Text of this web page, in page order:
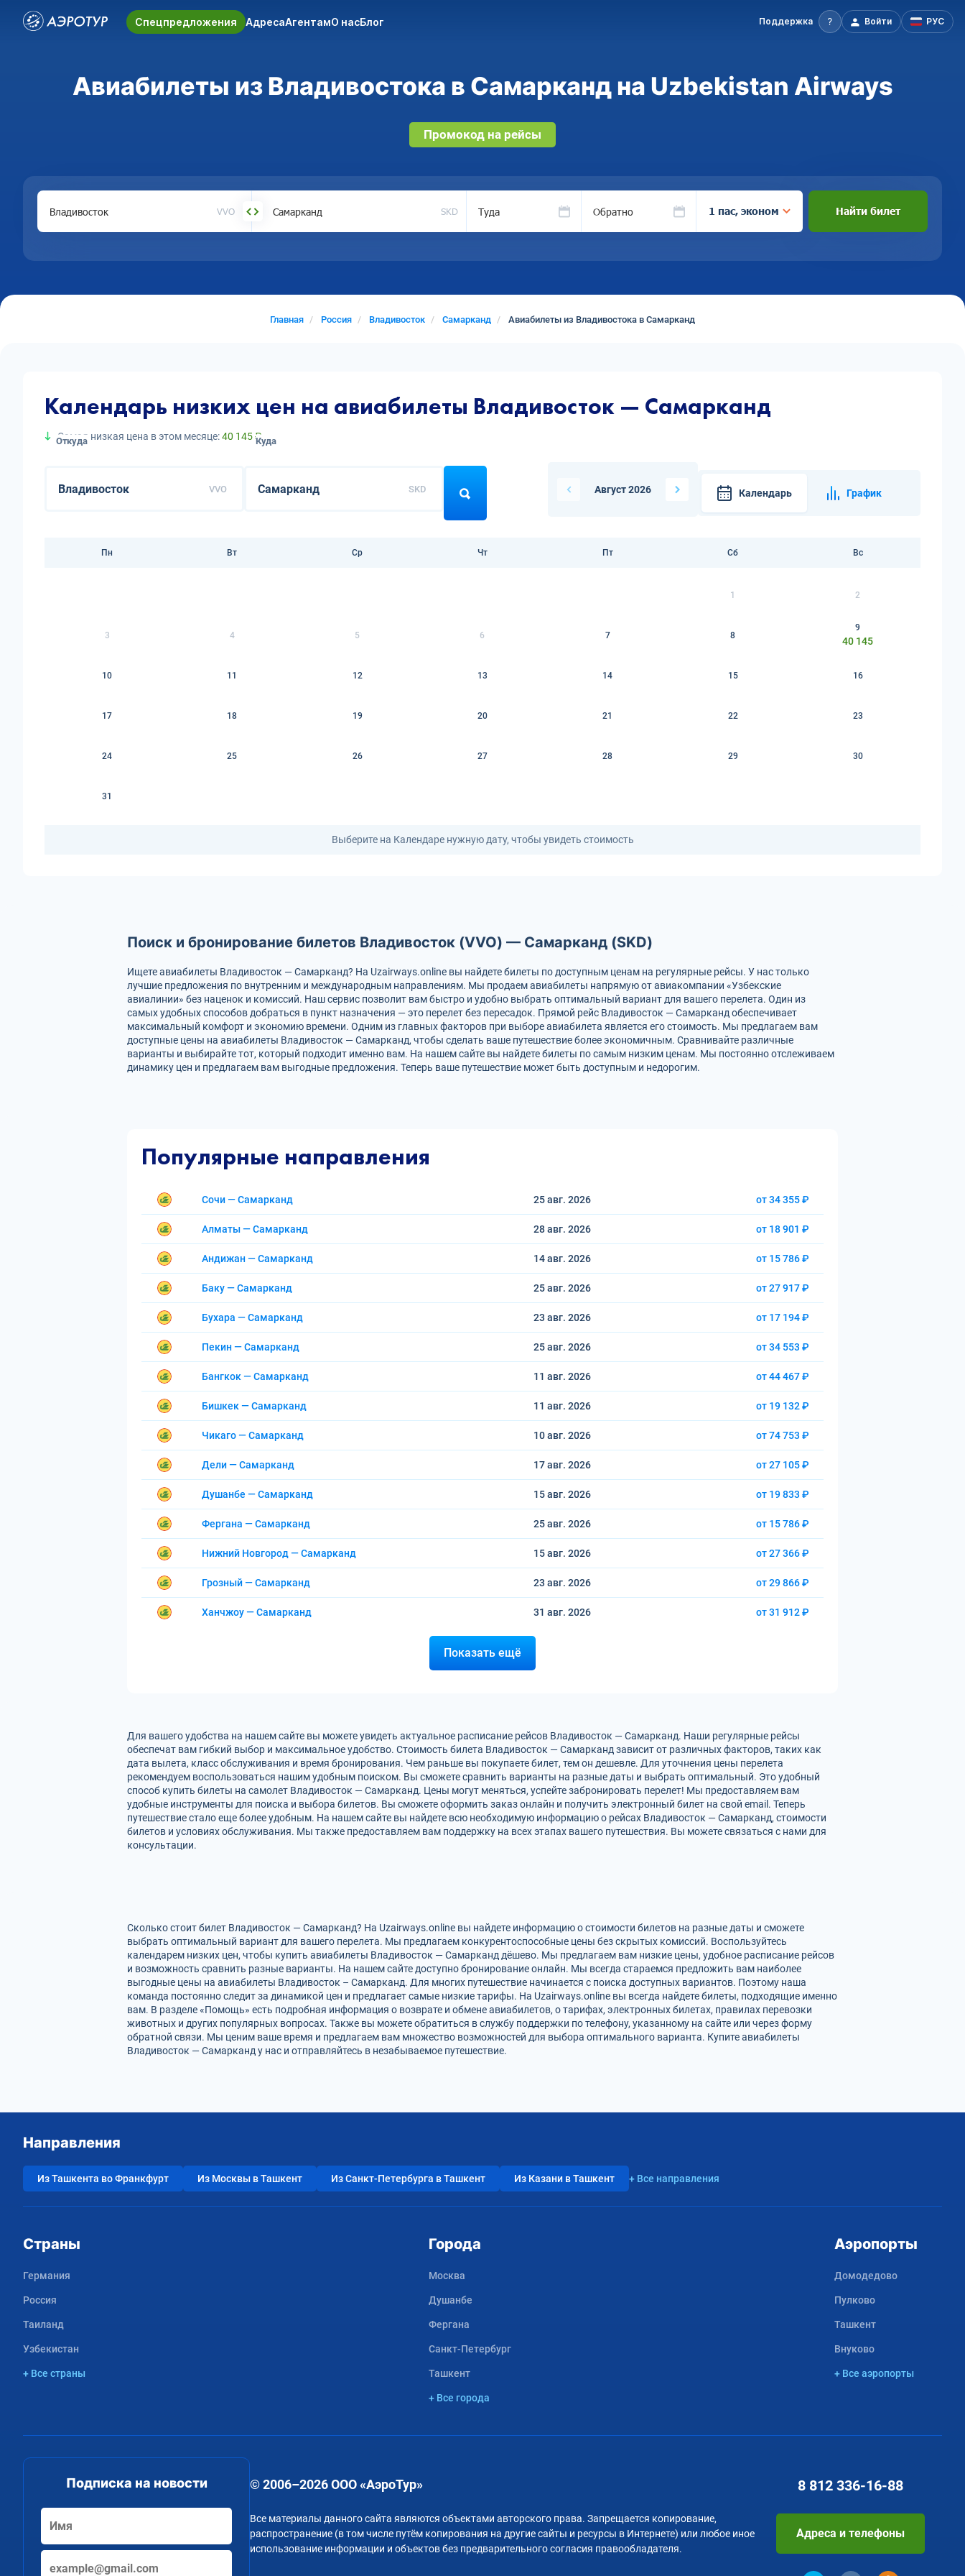
Спецпредложения АдресаАгентамО насБлог Поддержка Войти РУС
Авиабилеты из Владивостока в Самарканд на Uzbekistan Airways
Промокод на рейсы
VVO SKD Туда Обратно 1 пас, эконом Найти билет
Главная Россия Владивосток Самарканд Авиабилеты из Владивостока в Самарканд
Календарь низких цен на авиабилеты Владивосток — Самарканд
Самая низкая цена в этом месяце:40 145 ₽
Откуда
VVO
Куда
SKD Август 2026 Календарь График
Пн Вт Ср Чт Пт Сб Вс
1 2
3 4 5 6 7 8
9
40 145
10 11 12 13 14 15 16
17 18 19 20 21 22 23
24 25 26 27 28 29 30
31
Выберите на Календаре нужную дату, чтобы увидеть стоимость
Поиск и бронирование билетов Владивосток (VVO) — Самарканд (SKD)
Ищете авиабилеты Владивосток — Самарканд? На Uzairways.online вы найдете билеты по доступным ценам на регулярные рейсы. У нас только
лучшие предложения по внутренним и международным направлениям. Мы продаем авиабилеты напрямую от авиакомпании «Узбекские
авиалинии» без наценок и комиссий. Наш сервис позволит вам быстро и удобно выбрать оптимальный вариант для вашего перелета. Один из
самых удобных способов добраться в пункт назначения — это перелет без пересадок. Прямой рейс Владивосток — Самарканд обеспечивает
максимальный комфорт и экономию времени. Одним из главных факторов при выборе авиабилета является его стоимость. Мы предлагаем вам
доступные цены на авиабилеты Владивосток — Самарканд, чтобы сделать ваше путешествие более экономичным. Сравнивайте различные
варианты и выбирайте тот, который подходит именно вам. На нашем сайте вы найдете билеты по самым низким ценам. Мы постоянно отслеживаем
динамику цен и предлагаем вам выгодные предложения. Теперь ваше путешествие может быть доступным и недорогим.
Популярные направления
Сочи — Самарканд 25 авг. 2026 от 34 355 ₽
Алматы — Самарканд 28 авг. 2026 от 18 901 ₽
Андижан — Самарканд 14 авг. 2026 от 15 786 ₽
Баку — Самарканд 25 авг. 2026 от 27 917 ₽
Бухара — Самарканд 23 авг. 2026 от 17 194 ₽
Пекин — Самарканд 25 авг. 2026 от 34 553 ₽
Бангкок — Самарканд 11 авг. 2026 от 44 467 ₽
Бишкек — Самарканд 11 авг. 2026 от 19 132 ₽
Чикаго — Самарканд 10 авг. 2026 от 74 753 ₽
Дели — Самарканд 17 авг. 2026 от 27 105 ₽
Душанбе — Самарканд 15 авг. 2026 от 19 833 ₽
Фергана — Самарканд 25 авг. 2026 от 15 786 ₽
Нижний Новгород — Самарканд 15 авг. 2026 от 27 366 ₽
Грозный — Самарканд 23 авг. 2026 от 29 866 ₽
Ханчжоу — Самарканд 31 авг. 2026 от 31 912 ₽
Показать ещё
Для вашего удобства на нашем сайте вы можете увидеть актуальное расписание рейсов Владивосток — Самарканд. Наши регулярные рейсы
обеспечат вам гибкий выбор и максимальное удобство. Стоимость билета Владивосток — Самарканд зависит от различных факторов, таких как
дата вылета, класс обслуживания и время бронирования. Чем раньше вы покупаете билет, тем он дешевле. Для уточнения цены перелета
рекомендуем воспользоваться нашим удобным поиском. Вы сможете сравнить варианты на разные даты и выбрать оптимальный. Это удобный
способ купить билеты на самолет Владивосток — Самарканд. Цены могут меняться, успейте забронировать перелет! Мы предоставляем вам
удобные инструменты для поиска и выбора билетов. Вы сможете оформить заказ онлайн и получить электронный билет на свой email. Теперь
путешествие стало еще более удобным. На нашем сайте вы найдете всю необходимую информацию о рейсах Владивосток — Самарканд, стоимости
билетов и условиях обслуживания. Мы также предоставляем вам поддержку на всех этапах вашего путешествия. Вы можете связаться с нами для
консультации.
Сколько стоит билет Владивосток — Самарканд? На Uzairways.online вы найдете информацию о стоимости билетов на разные даты и сможете
выбрать оптимальный вариант для вашего перелета. Мы предлагаем конкурентоспособные цены без скрытых комиссий. Воспользуйтесь
календарем низких цен, чтобы купить авиабилеты Владивосток — Самарканд дёшево. Мы предлагаем вам низкие цены, удобное расписание рейсов
и возможность сравнить разные варианты. На нашем сайте доступно бронирование онлайн. Мы всегда стараемся предложить вам наиболее
выгодные цены на авиабилеты Владивосток – Самарканд. Для многих путешествие начинается с поиска доступных вариантов. Поэтому наша
команда постоянно следит за динамикой цен и предлагает самые низкие тарифы. На Uzairways.online вы всегда найдете билеты, подходящие именно
вам. В разделе «Помощь» есть подробная информация о возврате и обмене авиабилетов, о тарифах, электронных билетах, правилах перевозки
животных и других популярных вопросах. Также вы можете обратиться в службу поддержки по телефону, указанному на сайте или через форму
обратной связи. Мы ценим ваше время и предлагаем вам множество возможностей для выбора оптимального варианта. Купите авиабилеты
Владивосток — Самарканд у нас и отправляйтесь в незабываемое путешествие.
Направления
Из Ташкента во Франкфурт Из Москвы в Ташкент Из Санкт-Петербурга в Ташкент Из Казани в Ташкент + Все направления
Страны
Германия
Россия
Таиланд
Узбекистан
+ Все страны
Города
Москва
Душанбе
Фергана
Санкт-Петербург
Ташкент
+ Все города
Аэропорты
Домодедово
Пулково
Ташкент
Внуково
+ Все аэропорты
Подписка на новости © 2006–2026 ООО «АэроТур»
Все материалы данного сайта являются объектами авторского права. Запрещается копирование,
распространение (в том числе путём копирования на другие сайты и ресурсы в Интернете) или любое иное
использование информации и объектов без предварительного согласия правообладателя.
8 812 336-16-88
Адреса и телефоны